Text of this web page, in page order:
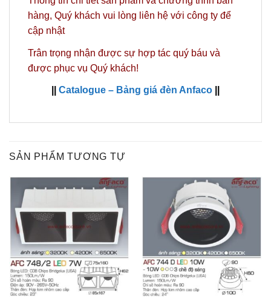
hàng, Quý khách vui lòng liên hệ với công ty để
cập nhật
Trân trọng nhận được sự hợp tác quý báu và
được phục vụ Quý khách!
Catalogue – Bảng giá đèn Anfaco
SẢN PHẨM TƯƠNG TỰ